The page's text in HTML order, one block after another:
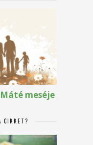
CIKKET?